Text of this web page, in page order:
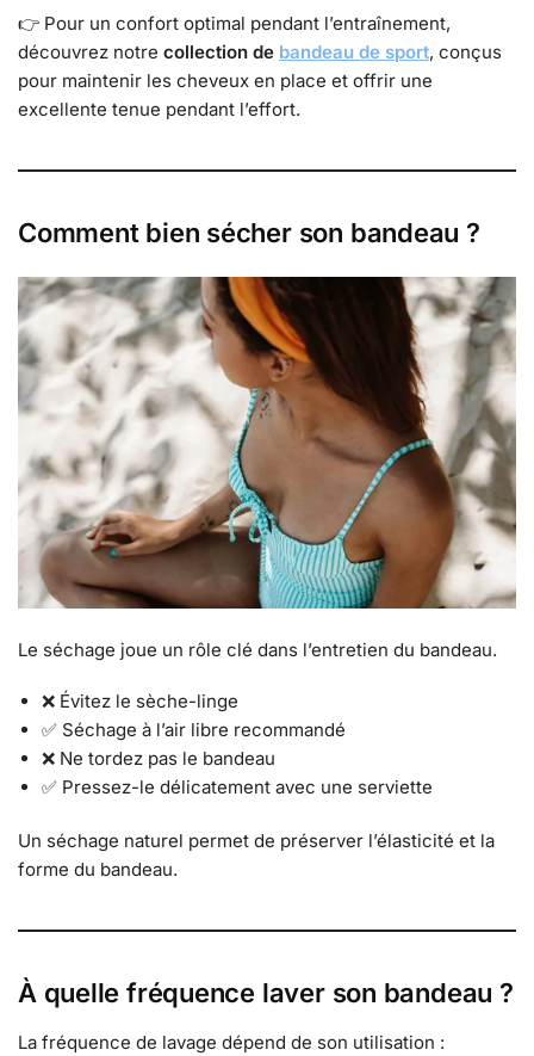
👉 Pour un confort optimal pendant l’entraînement,
découvrez notre collection de bandeau de sport, conçus
pour maintenir les cheveux en place et offrir une
excellente tenue pendant l’effort.
Comment bien sécher son bandeau ?
Le séchage joue un rôle clé dans l’entretien du bandeau.
❌ Évitez le sèche-linge
✅ Séchage à l’air libre recommandé
❌ Ne tordez pas le bandeau
✅ Pressez-le délicatement avec une serviette
Un séchage naturel permet de préserver l’élasticité et la
forme du bandeau.
À quelle fréquence laver son bandeau ?
La fréquence de lavage dépend de son utilisation :